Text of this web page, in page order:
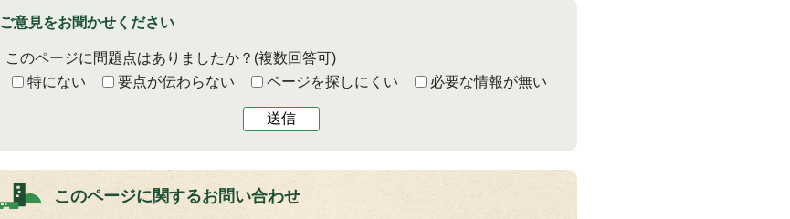
ご意見をお聞かせください
このページに問題点はありましたか？ (複数回答可)
特にない
要点が伝わらない ページを探しにくい 必要な情報が無い
送信
このページに関するお問い合わせ